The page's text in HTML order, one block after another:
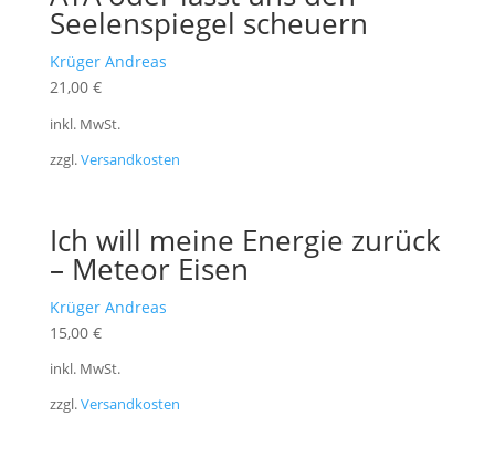
Seelenspiegel scheuern
Krüger Andreas
21,00 €
inkl. MwSt.
zzgl.Versandkosten
Ich will meine Energie zurück
– Meteor Eisen
Krüger Andreas
15,00 €
inkl. MwSt.
zzgl.Versandkosten